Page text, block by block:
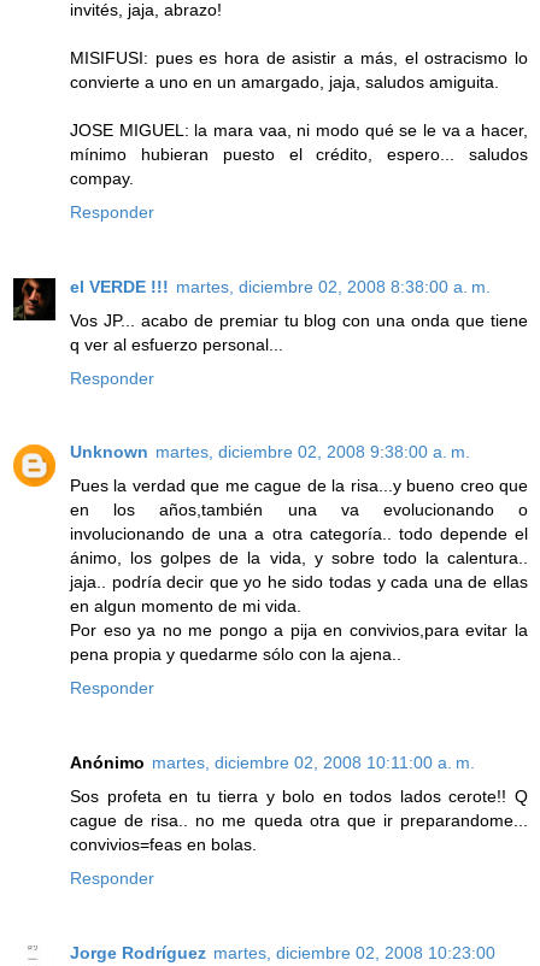
invités, jaja, abrazo!
MISIFUSI: pues es hora de asistir a más, el ostracismo lo
convierte a uno en un amargado, jaja, saludos amiguita.
JOSE MIGUEL: la mara vaa, ni modo qué se le va a hacer,
mínimo hubieran puesto el crédito, espero... saludos
compay.
Responder
el VERDE !!! martes, diciembre 02, 2008 8:38:00 a. m.
Vos JP... acabo de premiar tu blog con una onda que tiene
q ver al esfuerzo personal...
Responder
Unknown martes, diciembre 02, 2008 9:38:00 a. m.
Pues la verdad que me cague de la risa...y bueno creo que
en los años,también una va evolucionando o
involucionando de una a otra categoría.. todo depende el
ánimo, los golpes de la vida, y sobre todo la calentura..
jaja.. podría decir que yo he sido todas y cada una de ellas
en algun momento de mi vida.
Por eso ya no me pongo a pija en convivios,para evitar la
pena propia y quedarme sólo con la ajena..
Responder
Anónimo martes, diciembre 02, 2008 10:11:00 a. m.
Sos profeta en tu tierra y bolo en todos lados cerote!! Q
cague de risa.. no me queda otra que ir preparandome...
convivios=feas en bolas.
Responder
Jorge Rodríguez martes, diciembre 02, 2008 10:23:00